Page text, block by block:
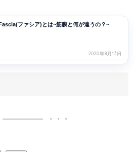
ファシア)とは~筋膜と何が違うの？~
2020年8月13日